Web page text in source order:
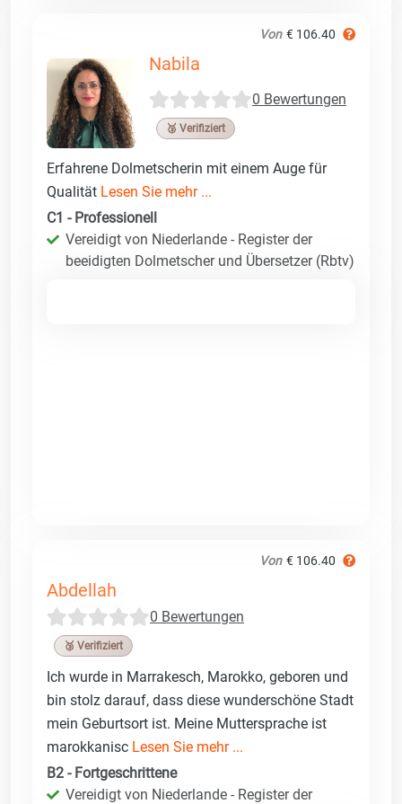
Von € 106.40
Nabila
0 Bewertungen
🥉 Verifiziert
Erfahrene Dolmetscherin mit einem Auge für
Qualität Lesen Sie mehr ...
C1 - Professionell
Vereidigt von Niederlande - Register der
beeidigten Dolmetscher und Übersetzer (Rbtv)
Von € 106.40
Abdellah
0 Bewertungen
🥉 Verifiziert
Ich wurde in Marrakesch, Marokko, geboren und
bin stolz darauf, dass diese wunderschöne Stadt
mein Geburtsort ist. Meine Muttersprache ist
marokkanisc Lesen Sie mehr ...
B2 - Fortgeschrittene
Vereidigt von Niederlande - Register der